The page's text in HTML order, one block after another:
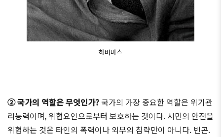
하버마스
② 국가의 역할은 무엇인가? 국가의 가장 중요한 역할은 위기관
리능력이며, 위협요인으로부터 보호하는 것이다. 시민의 안전을
위협하는 것은 타인의 폭력이나 외부의 침략만이 아니다. 빈곤.